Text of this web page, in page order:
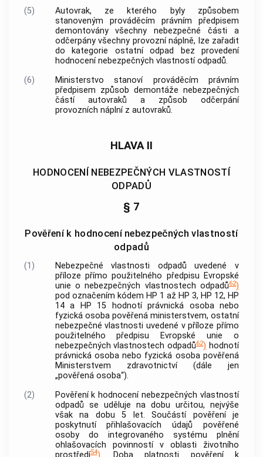
(5)
Autovrak, ze kterého byly způsobem
stanoveným prováděcím právním předpisem
demontovány všechny nebezpečné části a
odčerpány všechny provozní náplně, lze zařadit
do kategorie ostatní odpad bez provedení
hodnocení nebezpečných vlastností odpadů.
(6)
Ministerstvo stanoví prováděcím právním
předpisem způsob demontáže nebezpečných
částí autovraků a způsob odčerpání
provozních náplní z autovraků.
HLAVA II
HODNOCENÍ NEBEZPEČNÝCH VLASTNOSTÍ
ODPADŮ
§ 7
Pověření k hodnocení nebezpečných vlastností
odpadů
(1)
Nebezpečné vlastnosti odpadů uvedené v
příloze přímo použitelného předpisu Evropské
unie o nebezpečných vlastnostech odpadů62)
pod označením kódem HP 1 až HP 3, HP 12, HP
14 a HP 15 hodnotí právnická osoba nebo
fyzická osobapověřená ministerstvem, ostatní
nebezpečné vlastnosti uvedené v příloze přímo
použitelného předpisu Evropské unie o
nebezpečných vlastnostech odpadů62) hodnotí
právnická osoba nebo fyzická osobapověřená
Ministerstvem zdravotnictví (dále jen
„pověřená osoba“).
(2)
Pověření k hodnocení nebezpečných vlastností
odpadů se uděluje na dobu určitou, nejvýše
však na dobu 5 let. Součástí pověření je
poskytnutí přihlašovacích údajů pověřené
osoby do integrovaného systému plnění
ohlašovacích povinností v oblasti životního
prostředí54) . Doba platnosti pověření k